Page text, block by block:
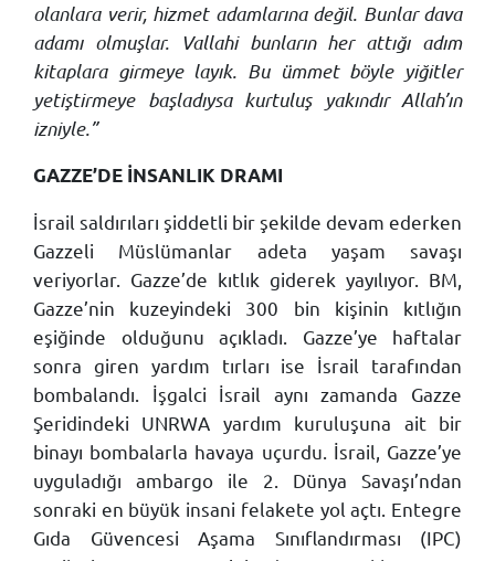
olanlara verir, hizmet adamlarına değil. Bunlar dava
adamı olmuşlar. Vallahi bunların her attığı adım
kitaplara girmeye layık. Bu ümmet böyle yiğitler
yetiştirmeye başladıysa kurtuluş yakındır Allah’ın
izniyle.”
GAZZE’DE İNSANLIK DRAMI
İsrail saldırıları şiddetli bir şekilde devam ederken
Gazzeli Müslümanlar adeta yaşam savaşı
veriyorlar. Gazze’de kıtlık giderek yayılıyor. BM,
Gazze’nin kuzeyindeki 300 bin kişinin kıtlığın
eşiğinde olduğunu açıkladı. Gazze’ye haftalar
sonra giren yardım tırları ise İsrail tarafından
bombalandı. İşgalci İsrail aynı zamanda Gazze
Şeridindeki UNRWA yardım kuruluşuna ait bir
binayı bombalarla havaya uçurdu. İsrail, Gazze’ye
uyguladığı ambargo ile 2. Dünya Savaşı’ndan
sonraki en büyük insani felakete yol açtı. Entegre
Gıda Güvencesi Aşama Sınıflandırması (IPC)